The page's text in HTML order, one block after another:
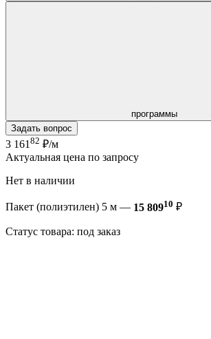
программы
Задать вопрос
3 161 82 ₽/м
Актуальная цена по запросу
Нет в наличии
Пакет (полиэтилен) 5 м — 15 80910 ₽
Статус товара: под заказ